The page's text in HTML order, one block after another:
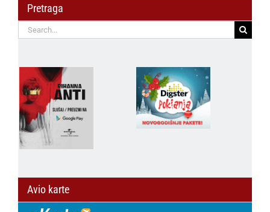
Pretraga
Search
for:
Avio karte